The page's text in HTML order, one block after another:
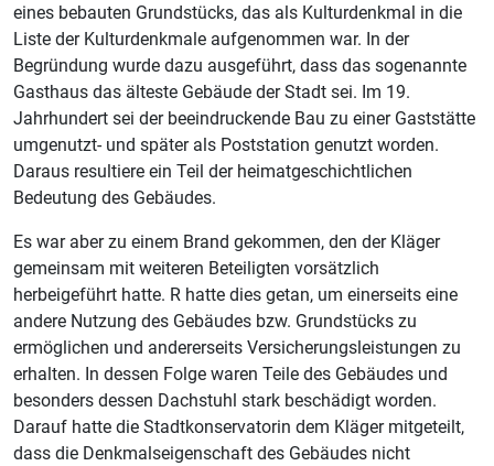
eines bebauten Grundstücks, das als Kulturdenkmal in die
Liste der Kulturdenkmale aufgenommen war. In der
Begründung wurde dazu ausgeführt, dass das sogenannte
Gasthaus das älteste Gebäude der Stadt sei. Im 19.
Jahrhundert sei der beeindruckende Bau zu einer Gaststätte
umgenutzt- und später als Poststation genutzt worden.
Daraus resultiere ein Teil der heimatgeschichtlichen
Bedeutung des Gebäudes.
Es war aber zu einem Brand gekommen, den der Kläger
gemeinsam mit weiteren Beteiligten vorsätzlich
herbeigeführt hatte. R hatte dies getan, um einerseits eine
andere Nutzung des Gebäudes bzw. Grundstücks zu
ermöglichen und andererseits Versicherungsleistungen zu
erhalten. In dessen Folge waren Teile des Gebäudes und
besonders dessen Dachstuhl stark beschädigt worden.
Darauf hatte die Stadtkonservatorin dem Kläger mitgeteilt,
dass die Denkmalseigenschaft des Gebäudes nicht